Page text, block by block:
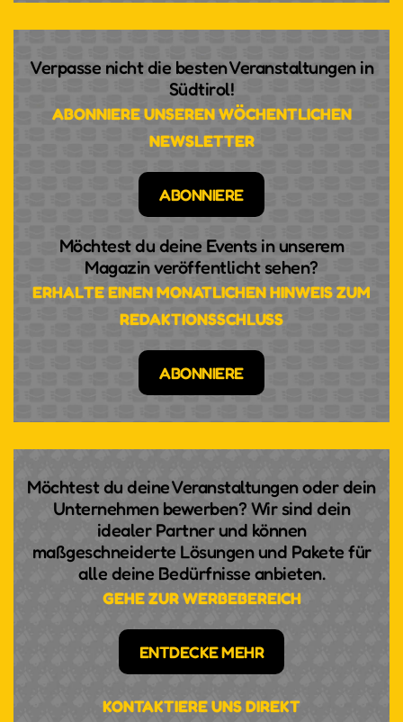
Verpasse nicht die besten Veranstaltungen in
Südtirol!
ABONNIERE UNSEREN WÖCHENTLICHEN
NEWSLETTER
ABONNIERE
Möchtest du deine Events in unserem
Magazin veröffentlicht sehen?
ERHALTE EINEN MONATLICHEN HINWEIS ZUM
REDAKTIONSSCHLUSS
ABONNIERE
Möchtest du deine Veranstaltungen oder dein
Unternehmen bewerben? Wir sind dein
idealer Partner und können
maßgeschneiderte Lösungen und Pakete für
alle deine Bedürfnisse anbieten.
GEHE ZUR WERBEBEREICH
ENTDECKE MEHR
KONTAKTIERE UNS DIREKT